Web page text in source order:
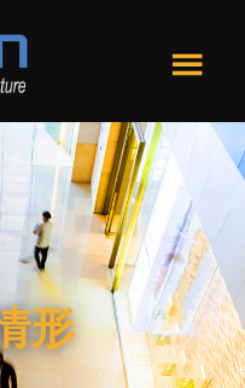
u
形